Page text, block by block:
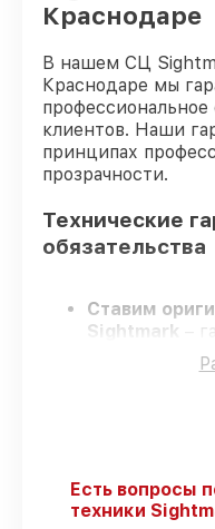
Краснодаре
В нашем СЦ
Краснодаре мы
клиентов. Наши
принципах
прозрачности.
Технические
обязательства
Ставим
Sightmark –
только
Опытные
оптического
SM13038HDR
Есть вопросы
техники